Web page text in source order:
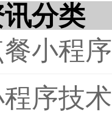
分类
餐小程序
序技术